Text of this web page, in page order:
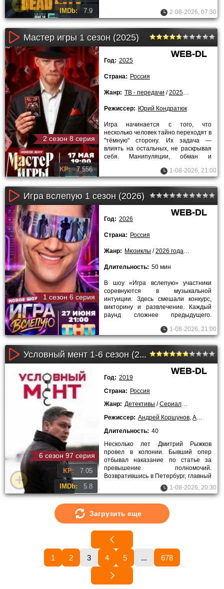
IMDb: 7.9
2-08-2026, 07:30
Мастер игры 1 сезон (2025)
2 сезон 8 серия
KP: 7.556
WEB-DL
Год: 2025
Страна: Россия
Жанр: ТВ - передачи /2025 года
Режиссер: Юрий Кондратюк
Игра начинается с того, что
несколько человек тайно переходят в
"тёмную" сторону. Их задача —
влиять на остальных, не раскрывая
себя. Манипуляции, обман и
1-08-2026, 21:00
Игра вслепую 1 сезон (2026)
1 сезон 6 серия
WEB-DL
Год: 2026
Страна: Россия
Жанр: Мюзиклы /2026 года/Сериалы
Длительность: 50 мин
В шоу «Игра вслепую» участники
соревнуются в музыкальной
интуиции. Здесь смешали конкурс,
викторину и развлечение. Каждый
раунд сложнее предыдущего.
1-08-2026, 21:00
Условный мент 1-6 сезон (2019)
6 сезон 97 серия
KP: 7.05
IMDb: 5.8
WEB-DL
Год: 2019
Страна: Россия
Жанр: Детективы /Сериалы /
Режиссер: Андрей Коршунов, Андрей Щербинин
Длительность: 40
Несколько лет Дмитрий Рыжков
провел в колонии. Бывший опер
отбывал наказание по статье за
превышение полномочий.
Возвратившись в Петербург, главный
герой решил держаться подальше от
1-08-2026, 20:30
Загрузить еще
1 2 3 4 5 ... 678